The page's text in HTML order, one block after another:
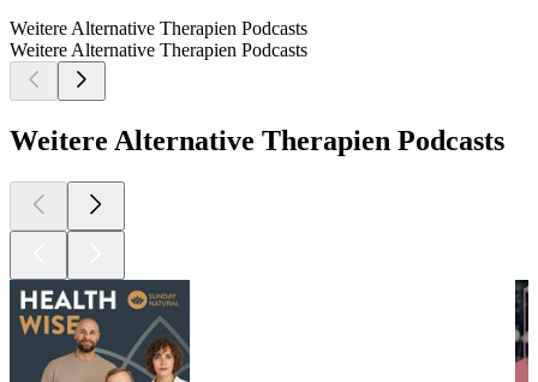
Weitere Alternative Therapien Podcasts
Weitere Alternative Therapien Podcasts
Weitere Alternative Therapien Podcasts